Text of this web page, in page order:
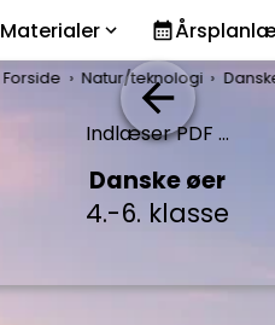
Materialer
Forside Natur/teknologi
Indlæser PDF ...
Danske øer
4.-6. klasse